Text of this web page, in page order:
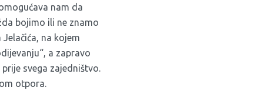
nam da
bojimo ili ne znamo
na kojem
a zapravo
svega zajedništvo.
otpora.